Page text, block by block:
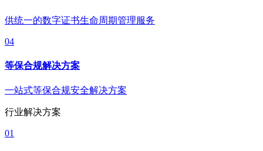
供统一的数字证书生命周期管理服务
04
等保合规解决方案
一站式等保合规安全解决方案
行业解决方案
01